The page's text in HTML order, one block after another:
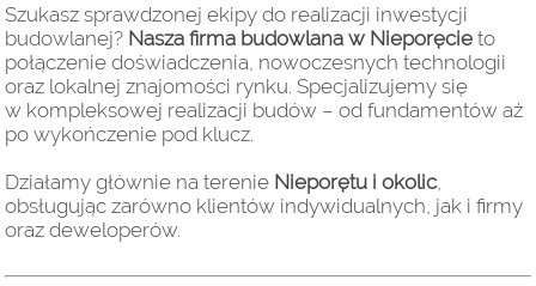
Szukasz sprawdzonej ekipy do realizacji inwestycji
budowlanej? Nasza firma budowlana w Nieporęcie to
połączenie doświadczenia, nowoczesnych technologii
oraz lokalnej znajomości rynku. Specjalizujemy się
w kompleksowej realizacji budów – od fundamentów aż
po wykończenie pod klucz.
Działamy głównie na terenie Nieporętu i okolic,
obsługując zarówno klientów indywidualnych, jak i firmy
oraz deweloperów.